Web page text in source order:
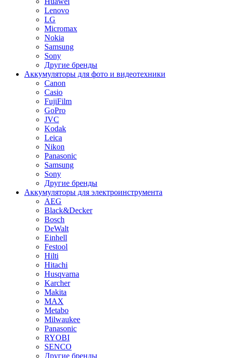
Lenovo
LG
Micromax
Nokia
Samsung
Sony
Другие бренды
Аккумуляторы для фото и видеотехники
Canon
Casio
FujiFilm
GoPro
JVC
Kodak
Leica
Nikon
Panasonic
Samsung
Sony
Другие бренды
Аккумуляторы для электроинструмента
AEG
Black&Decker
Bosch
DeWalt
Einhell
Festool
Hilti
Hitachi
Husqvarna
Karcher
Makita
MAX
Metabo
Milwaukee
Panasonic
RYOBI
SENCO
Другие бренды